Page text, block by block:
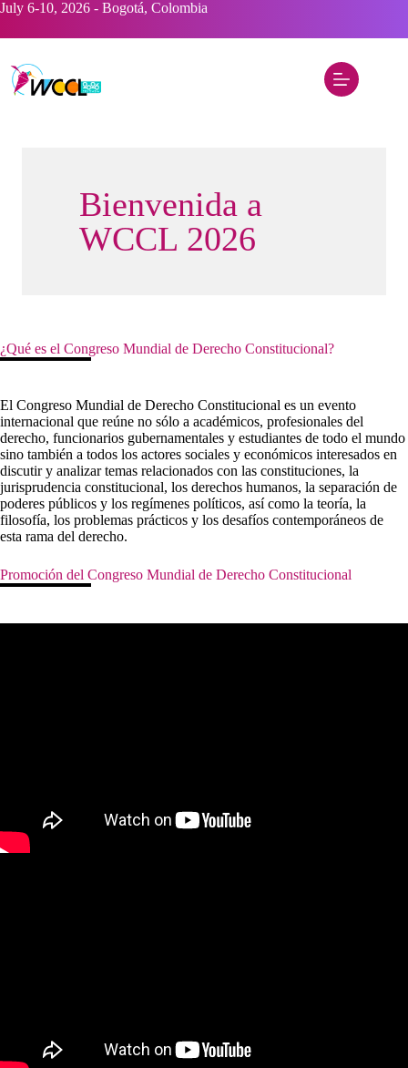
Saltar
contenido
July 6-10, 2026 - Bogotá, Colombia
Bienvenida a
WCCL 2026
¿Qué es el Congreso Mundial de Derecho Constitucional?
El Congreso Mundial de Derecho Constitucional es un evento
internacional que reúne no sólo a académicos, profesionales del
derecho, funcionarios gubernamentales y estudiantes de todo el mundo
sino también a todos los actores sociales y económicos interesados ​​en
discutir y analizar temas relacionados con las constituciones, la
jurisprudencia constitucional, los derechos humanos, la separación de
poderes públicos y los regímenes políticos, así como la teoría, la
filosofía, los problemas prácticos y los desafíos contemporáneos de
esta rama del derecho.
Promoción del Congreso Mundial de Derecho Constitucional